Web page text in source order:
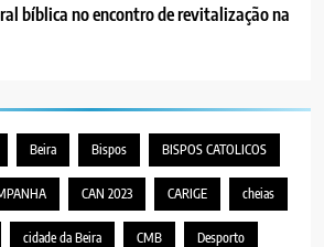
bíblica no encontro de revitalização na
Beira Bispos BISPOS CATOLICOS
CAN 2023 CARIGE cheias
cidade da Beira CMB Desporto